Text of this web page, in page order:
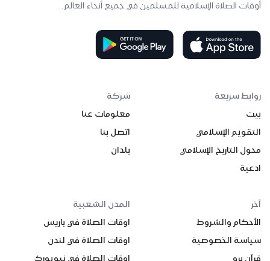
أوقات الصلاة الإسلامية للمسلمين في جميع أنحاء العالم.
روابط سريعة
بيت
التقويم الإسلامي
محول التاريخ الإسلامي
ادعية
شركة
معلومات عنا
اتصل بنا
بلدان
آخر
الأحكام والشروط
سياسة الخصوصية
قرآن برو
المدن الشعبية
اوقات الصلاة في باريس
اوقات الصلاة في لندن
اوقات الصلاة في نيويورك